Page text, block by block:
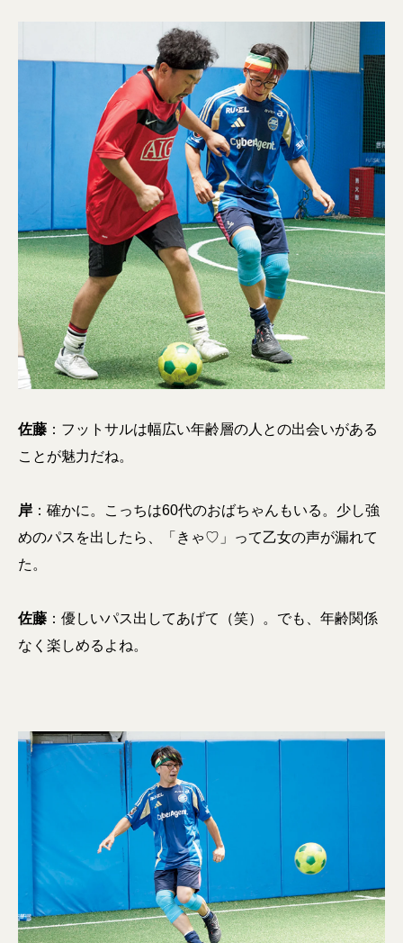
佐藤 ：フットサルは幅広い年齢層の人との出会いがある
ことが魅力だね。
岸 ：確かに。こっちは60代のおばちゃんもいる。少し強
めのパスを出したら、「きゃ♡」って乙女の声が漏れて
た。
佐藤 ：優しいパス出してあげて（笑）。でも、年齢関係
なく楽しめるよね。